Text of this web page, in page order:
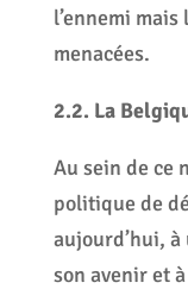
l’ennemi
menacées.
2.2. La
Au sein de ce
politique de
aujourd’hui,
son avenir et